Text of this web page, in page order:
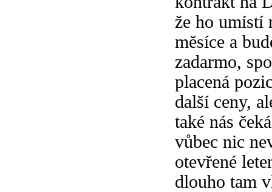
že ho umístí
měsíce a
zadarmo,
placená
další ceny,
také nás
vůbec nic
otevřené
dlouho tam